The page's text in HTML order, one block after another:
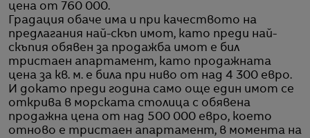
цена от 760 000.
Градация обаче има и при качеството на
предлагания най-скъп имот, като преди най-
скъпия обявен за продажба имот е бил
тристаен апартамент, като продажната
цена за кв. м. е била при ниво от над 4 300 евро.
И докато преди година само още един имот се
открива в морската столица с обявена
продажна цена от над 500 000 евро, което
отново е тристаен апартамент, в момента на